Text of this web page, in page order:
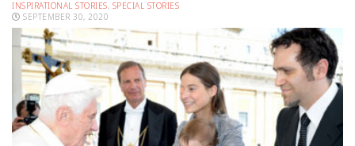
INSPIRATIONAL STORIES, SPECIAL STORIES
SEPTEMBER 30, 2020